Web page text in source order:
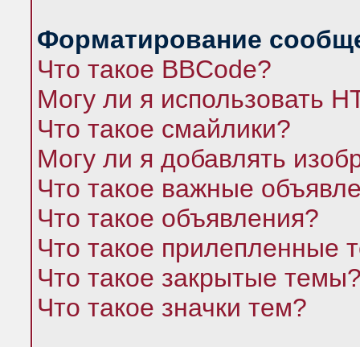
Форматирование
Что такое BBCode?
Могу ли я использовать
Что такое смайлики?
Могу ли я добавлять
Что такое важные
Что такое объявления?
Что такое прилепленные
Что такое закрытые
Что такое значки тем?